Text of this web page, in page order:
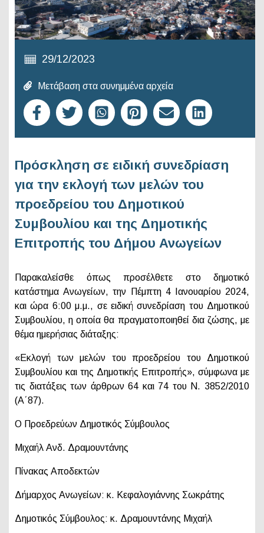
29/12/2023
Μετάβαση στα συνημμένα αρχεία
Πρόσκληση σε ειδική συνεδρίαση
για την εκλογή των μελών του
προεδρείου του Δημοτικού
Συμβουλίου και της Δημοτικής
Επιτροπής του Δήμου Ανωγείων
Παρακαλείσθε όπως προσέλθετε στο δημοτικό
κατάστημα Ανωγείων, την Πέμπτη 4 Ιανουαρίου 2024,
και ώρα 6:00 μ.μ., σε ειδική συνεδρίαση του Δημοτικού
Συμβουλίου, η οποία θα πραγματοποιηθεί δια ζώσης, με
θέμα ημερήσιας διάταξης:
«Εκλογή των μελών του προεδρείου του Δημοτικού
Συμβουλίου και της Δημοτικής Επιτροπής», σύμφωνα με
τις διατάξεις των άρθρων 64 και 74 του Ν. 3852/2010
(Α΄87).
Ο Προεδρεύων Δημοτικός Σύμβουλος
Μιχαήλ Ανδ. Δραμουντάνης
Πίνακας Αποδεκτών
Δήμαρχος Ανωγείων: κ. Κεφαλογιάννης Σωκράτης
Δημοτικός Σύμβουλος: κ. Δραμουντάνης Μιχαήλ